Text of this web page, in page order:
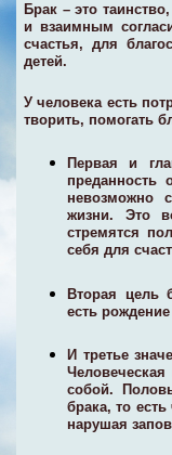
Брак – это
и взаимным
счастья, для
детей.
У человека есть
творить, помогать
Первая и
преданность
невозможно
жизни. Это
стремятся
себя для
Вторая цель
есть
И третье
Человеческая
собой.
брака, то
нарушая